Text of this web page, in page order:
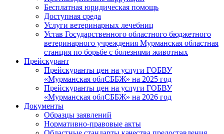
Бесплатная юридическая помощь
Доступная среда
Услуги ветеринарных лечебниц
Устав Государственного областного бюджетного
ветеринарного учреждения Мурманская областная
станция по борьбе с болезнями животных
Прейскурант
Прейскуранты цен на услуги ГОБВУ
«Мурманская облСББЖ» на 2025 год
Прейскуранты цен на услуги ГОБВУ
«Мурманская облСББЖ» на 2026 год
Документы
Образцы заявлений
Нормативно-правовые акты